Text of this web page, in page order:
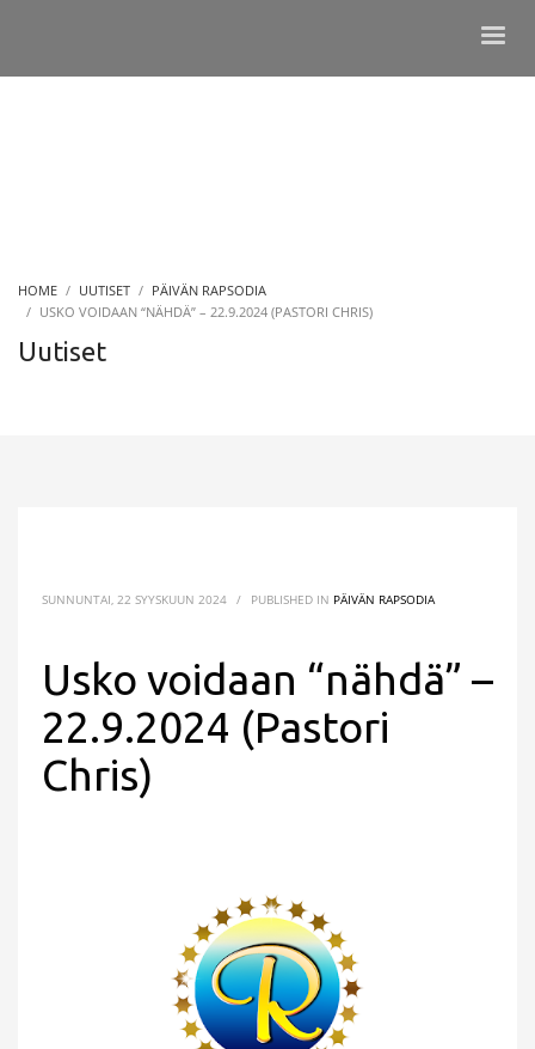
HOME UUTISET
PÄIVÄN RAPSODIA
USKO VOIDAAN “NÄHDÄ” – 22.9.2024 (PASTORI CHRIS)
Uutiset
SUNNUNTAI, 22 SYYSKUUN 2024 / PUBLISHED IN PÄIVÄN RAPSODIA
Usko voidaan “nähdä” –
22.9.2024 (Pastori
Chris)